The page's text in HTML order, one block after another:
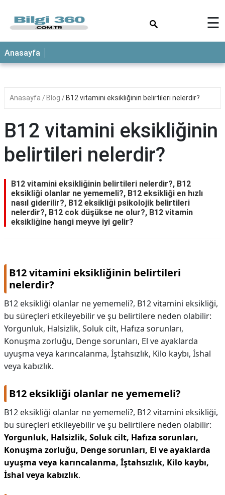
ANASAYFA
☰
Anasayfa
Anasayfa Blog B12 vitamini eksikliğinin belirtileri nelerdir?
B12 vitamini eksikliğinin
belirtileri nelerdir?
B12 vitamini eksikliğinin belirtileri nelerdir?, B12
eksikliği olanlar ne yememeli?, B12 eksikliği en hızlı
nasıl giderilir?, B12 eksikliği psikolojik belirtileri
nelerdir?, B12 cok düşükse ne olur?, B12 vitamin
eksikliğine hangi meyve iyi gelir?
B12 vitamini eksikliğinin belirtileri
nelerdir?
B12 eksikliği olanlar ne yememeli?, B12 vitamini eksikliği,
bu süreçleri etkileyebilir ve şu belirtilere neden olabilir:
Yorgunluk, Halsizlik, Soluk cilt, Hafıza sorunları,
Konuşma zorluğu, Denge sorunları, El ve ayaklarda
uyuşma veya karıncalanma, İştahsızlık, Kilo kaybı, İshal
veya kabızlık.
B12 eksikliği olanlar ne yememeli?
B12 eksikliği olanlar ne yememeli?, B12 vitamini eksikliği,
bu süreçleri etkileyebilir ve şu belirtilere neden olabilir:
Yorgunluk, Halsizlik, Soluk cilt, Hafıza sorunları,
Konuşma zorluğu, Denge sorunları, El ve ayaklarda
uyuşma veya karıncalanma, İştahsızlık, Kilo kaybı,
İshal veya kabızlık.